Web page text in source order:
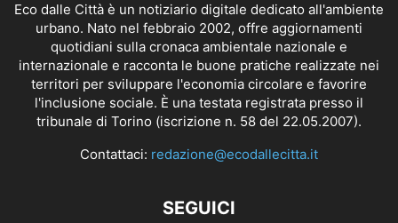
Eco dalle Città è un notiziario digitale dedicato all'ambiente
urbano. Nato nel febbraio 2002, offre aggiornamenti
quotidiani sulla cronaca ambientale nazionale e
internazionale e racconta le buone pratiche realizzate nei
territori per sviluppare l'economia circolare e favorire
l'inclusione sociale. È una testata registrata presso il
tribunale di Torino (iscrizione n. 58 del 22.05.2007).
Contattaci: redazione@ecodallecitta.it
SEGUICI